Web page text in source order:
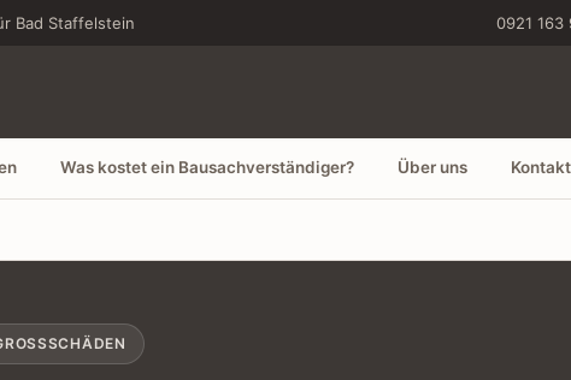
Bad Staffelstein 0921 163
Was kostet ein Bausachverständiger? Über uns Kontakt